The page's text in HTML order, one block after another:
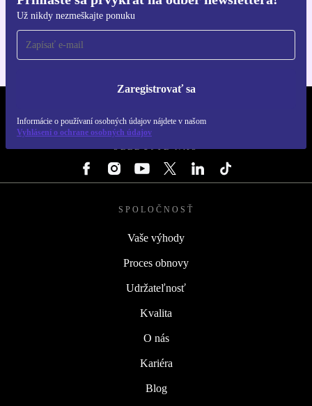
Už nikdy nezmeškajte ponuku
Zaregistrovať sa
Informácie o používaní osobných údajov nájdete v našom
Vyhlásení o ochrane osobných údajov
Získajte aplikáciu refurbed
Pre iOS a Android
SLEDUJTE NÁS
SPOLOČNOSŤ
Vaše výhody
Proces obnovy
Udržateľnosť
Kvalita
O nás
Kariéra
Blog